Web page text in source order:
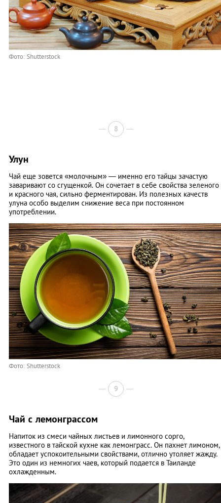
Фото: Shutterstock
8
Улун
Чай еще зовется «молочным» — именно его тайцы зачастую
заваривают со сгущенкой. Он сочетает в себе свойства зеленого
и красного чая, сильно ферментирован. Из полезных качеств
улуна особо выделим снижение веса при постоянном
употреблении.
Фото: Shutterstock
9
Чай с лемонграссом
Напиток из смеси чайных листьев и лимонного сорго,
известного в тайской кухне как лемонграсс. Он пахнет лимоном,
обладает успокоительными свойствами, отлично утоляет жажду.
Это один из немногих чаев, который подается в Таиланде
охлажденным.